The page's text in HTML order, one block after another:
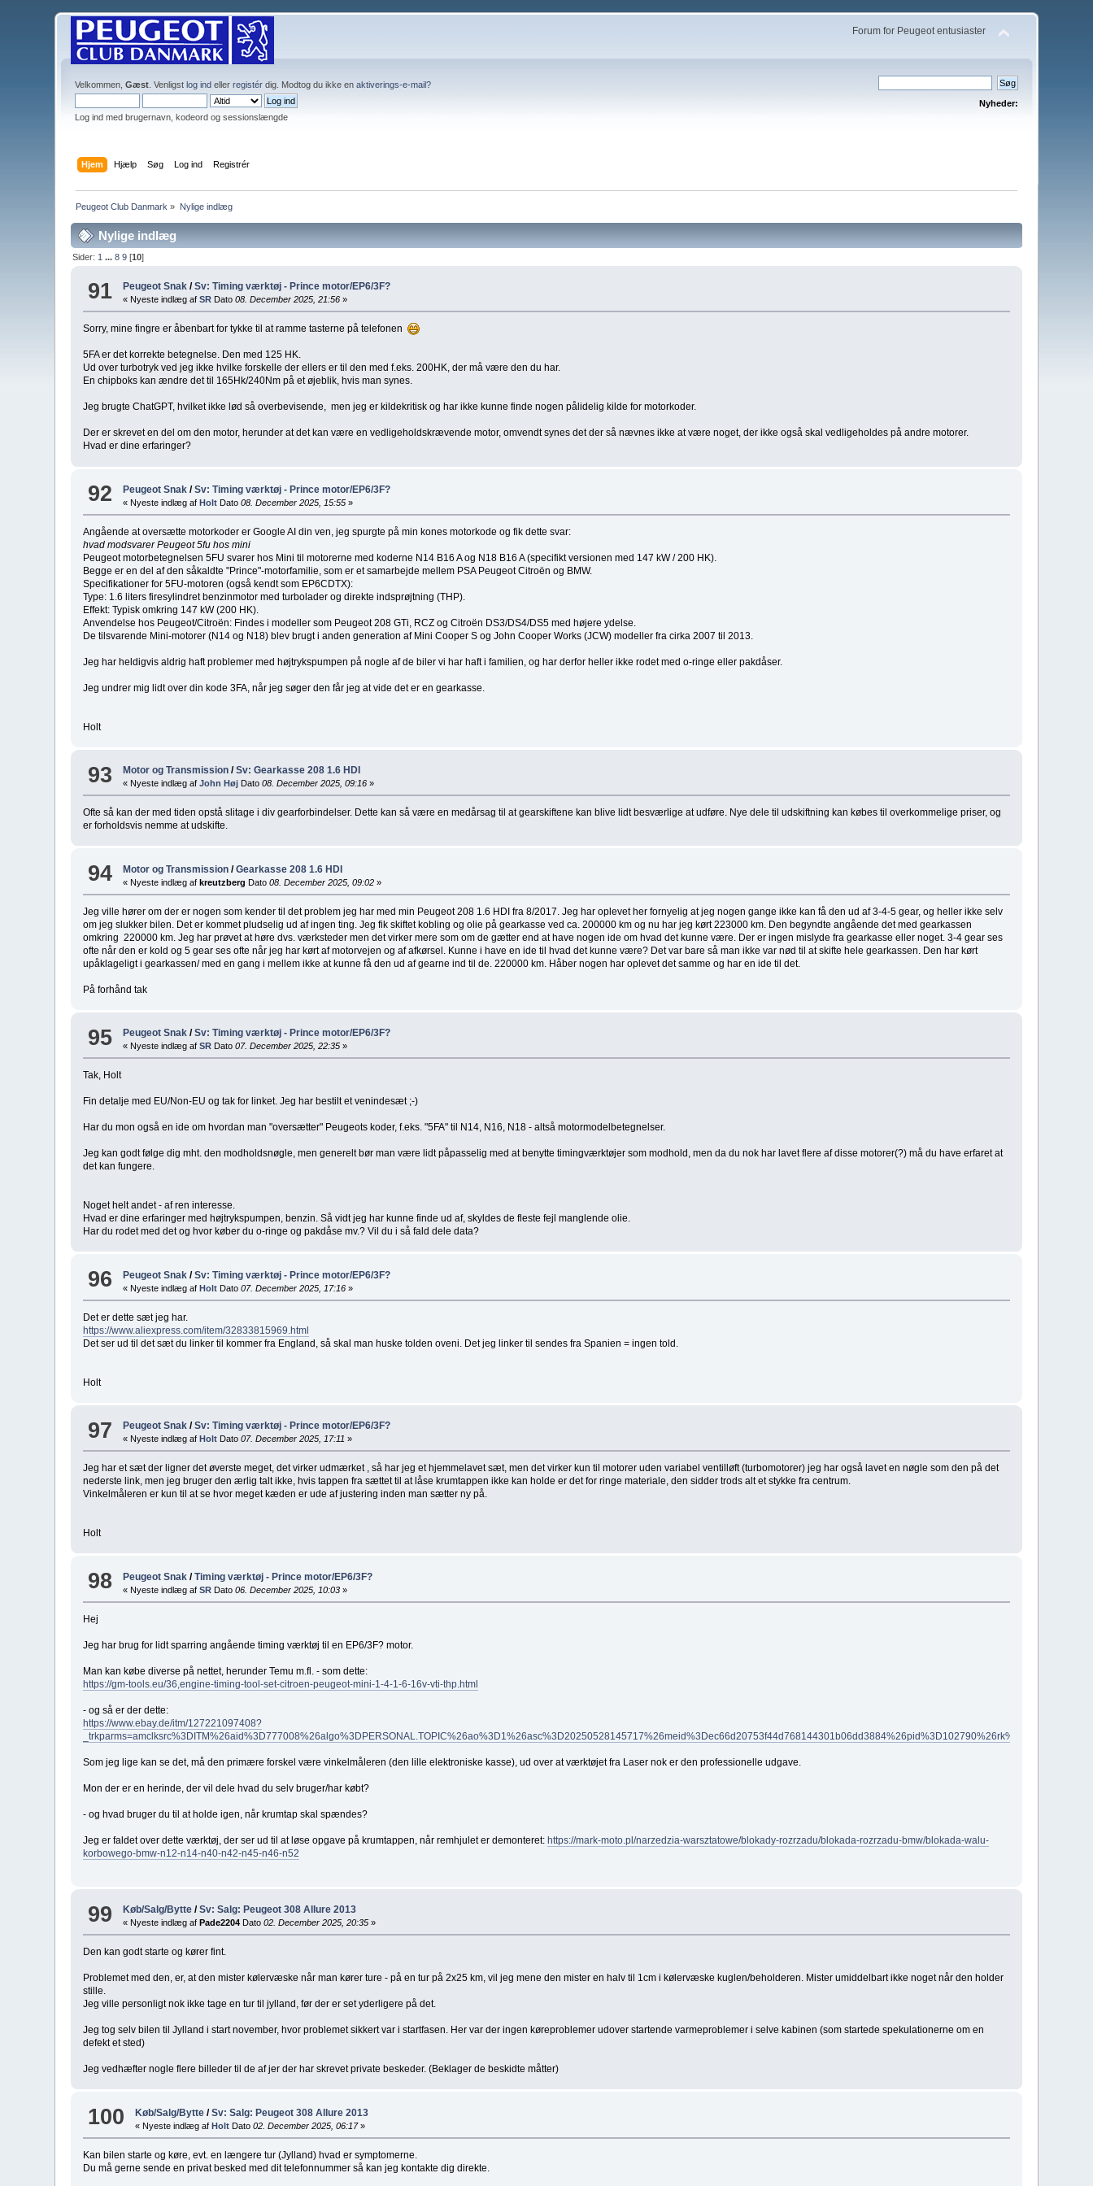
Forum for Peugeot entusiaster
Velkommen,Gæst . Venligstlog ind ellerregistér dig. Modtog du ikke enaktiverings-e-mail?
Log ind med brugernavn, kodeord og sessionslængde
Nyheder:
Hjem Hjælp Søg Log ind Registrér
Peugeot Club Danmark » Nylige indlæg
Nylige indlæg
Sider: 1 ...8 9 [10]
91 Peugeot Snak /Sv: Timing værktøj - Prince motor/EP6/3F?
« Nyeste indlæg afSR Dato 08. December 2025, 21:56 »
Sorry, mine fingre er åbenbart for tykke til at ramme tasterne på telefonen
5FA er det korrekte betegnelse. Den med 125 HK.
Ud over turbotryk ved jeg ikke hvilke forskelle der ellers er til den med f.eks. 200HK, der må være den du har.
En chipboks kan ændre det til 165Hk/240Nm på et øjeblik, hvis man synes.
Jeg brugte ChatGPT, hvilket ikke lød så overbevisende, men jeg er kildekritisk og har ikke kunne finde nogen pålidelig kilde for motorkoder.
Der er skrevet en del om den motor, herunder at det kan være en vedligeholdskrævende motor, omvendt synes det der så nævnes ikke at være noget, der ikke også skal vedligeholdes på andre motorer.
Hvad er dine erfaringer?
92 Peugeot Snak /Sv: Timing værktøj - Prince motor/EP6/3F?
« Nyeste indlæg afHolt Dato 08. December 2025, 15:55 »
Angående at oversætte motorkoder er Google AI din ven, jeg spurgte på min kones motorkode og fik dette svar:
hvad modsvarer Peugeot 5fu hos mini
Peugeot motorbetegnelsen 5FU svarer hos Mini til motorerne med koderne N14 B16 A og N18 B16 A (specifikt versionen med 147 kW / 200 HK).
Begge er en del af den såkaldte "Prince"-motorfamilie, som er et samarbejde mellem PSA Peugeot Citroën og BMW.
Specifikationer for 5FU-motoren (også kendt som EP6CDTX):
Type: 1.6 liters firesylindret benzinmotor med turbolader og direkte indsprøjtning (THP).
Effekt: Typisk omkring 147 kW (200 HK).
Anvendelse hos Peugeot/Citroën: Findes i modeller som Peugeot 208 GTi, RCZ og Citroën DS3/DS4/DS5 med højere ydelse.
De tilsvarende Mini-motorer (N14 og N18) blev brugt i anden generation af Mini Cooper S og John Cooper Works (JCW) modeller fra cirka 2007 til 2013.
Jeg har heldigvis aldrig haft problemer med højtrykspumpen på nogle af de biler vi har haft i familien, og har derfor heller ikke rodet med o-ringe eller pakdåser.
Jeg undrer mig lidt over din kode 3FA, når jeg søger den får jeg at vide det er en gearkasse.
Holt
93 Motor og Transmission /Sv: Gearkasse 208 1.6 HDI
« Nyeste indlæg afJohn Høj Dato 08. December 2025, 09:16 »
Ofte så kan der med tiden opstå slitage i div gearforbindelser. Dette kan så være en medårsag til at gearskiftene kan blive lidt besværlige at udføre. Nye dele til udskiftning kan købes til overkommelige priser, og
er forholdsvis nemme at udskifte.
94 Motor og Transmission /Gearkasse 208 1.6 HDI
« Nyeste indlæg afkreutzbergDato 08. December 2025, 09:02 »
Jeg ville hører om der er nogen som kender til det problem jeg har med min Peugeot 208 1.6 HDI fra 8/2017. Jeg har oplevet her fornyelig at jeg nogen gange ikke kan få den ud af 3-4-5 gear, og heller ikke selv
om jeg slukker bilen. Det er kommet pludselig ud af ingen ting. Jeg fik skiftet kobling og olie på gearkasse ved ca. 200000 km og nu har jeg kørt 223000 km. Den begyndte angående det med gearkassen
omkring 220000 km. Jeg har prøvet at høre dvs. værksteder men det virker mere som om de gætter end at have nogen ide om hvad det kunne være. Der er ingen mislyde fra gearkasse eller noget. 3-4 gear ses
ofte når den er kold og 5 gear ses ofte når jeg har kørt af motorvejen og af afkørsel. Kunne i have en ide til hvad det kunne være? Det var bare så man ikke var nød til at skifte hele gearkassen. Den har kørt
upåklageligt i gearkassen/ med en gang i mellem ikke at kunne få den ud af gearne ind til de. 220000 km. Håber nogen har oplevet det samme og har en ide til det.
På forhånd tak
95 Peugeot Snak /Sv: Timing værktøj - Prince motor/EP6/3F?
« Nyeste indlæg afSR Dato 07. December 2025, 22:35 »
Tak, Holt
Fin detalje med EU/Non-EU og tak for linket. Jeg har bestilt et venindesæt ;-)
Har du mon også en ide om hvordan man "oversætter" Peugeots koder, f.eks. "5FA" til N14, N16, N18 - altså motormodelbetegnelser.
Jeg kan godt følge dig mht. den modholdsnøgle, men generelt bør man være lidt påpasselig med at benytte timingværktøjer som modhold, men da du nok har lavet flere af disse motorer(?) må du have erfaret at
det kan fungere.
Noget helt andet - af ren interesse.
Hvad er dine erfaringer med højtrykspumpen, benzin. Så vidt jeg har kunne finde ud af, skyldes de fleste fejl manglende olie.
Har du rodet med det og hvor køber du o-ringe og pakdåse mv.? Vil du i så fald dele data?
96 Peugeot Snak /Sv: Timing værktøj - Prince motor/EP6/3F?
« Nyeste indlæg afHolt Dato 07. December 2025, 17:16 »
Det er dette sæt jeg har.
https://www.aliexpress.com/item/32833815969.html
Det ser ud til det sæt du linker til kommer fra England, så skal man huske tolden oveni. Det jeg linker til sendes fra Spanien = ingen told.
Holt
97 Peugeot Snak /Sv: Timing værktøj - Prince motor/EP6/3F?
« Nyeste indlæg afHolt Dato 07. December 2025, 17:11 »
Jeg har et sæt der ligner det øverste meget, det virker udmærket , så har jeg et hjemmelavet sæt, men det virker kun til motorer uden variabel ventilløft (turbomotorer) jeg har også lavet en nøgle som den på det
nederste link, men jeg bruger den ærlig talt ikke, hvis tappen fra sættet til at låse krumtappen ikke kan holde er det for ringe materiale, den sidder trods alt et stykke fra centrum.
Vinkelmåleren er kun til at se hvor meget kæden er ude af justering inden man sætter ny på.
Holt
98 Peugeot Snak /Timing værktøj - Prince motor/EP6/3F?
« Nyeste indlæg afSR Dato 06. December 2025, 10:03 »
Hej
Jeg har brug for lidt sparring angående timing værktøj til en EP6/3F? motor.
Man kan købe diverse på nettet, herunder Temu m.fl. - som dette:
https://gm-tools.eu/36,engine-timing-tool-set-citroen-peugeot-mini-1-4-1-6-16v-vti-thp.html
- og så er der dette:
https://www.ebay.de/itm/127221097408?
Som jeg lige kan se det, må den primære forskel være vinkelmåleren (den lille elektroniske kasse), ud over at værktøjet fra Laser nok er den professionelle udgave.
Mon der er en herinde, der vil dele hvad du selv bruger/har købt?
- og hvad bruger du til at holde igen, når krumtap skal spændes?
Jeg er faldet over dette værktøj, der ser ud til at løse opgave på krumtappen, når remhjulet er demonteret:https://mark-moto.pl/narzedzia-warsztatowe/blokady-rozrzadu/blokada-rozrzadu-bmw/blokada-walu-
korbowego-bmw-n12-n14-n40-n42-n45-n46-n52
99 Køb/Salg/Bytte /Sv: Salg: Peugeot 308 Allure 2013
« Nyeste indlæg afPade2204 Dato 02. December 2025, 20:35 »
Den kan godt starte og kører fint.
Problemet med den, er, at den mister kølervæske når man kører ture - på en tur på 2x25 km, vil jeg mene den mister en halv til 1cm i kølervæske kuglen/beholderen. Mister umiddelbart ikke noget når den holder
stille.
Jeg ville personligt nok ikke tage en tur til jylland, før der er set yderligere på det.
Jeg tog selv bilen til Jylland i start november, hvor problemet sikkert var i startfasen. Her var der ingen køreproblemer udover startende varmeproblemer i selve kabinen (som startede spekulationerne om en
defekt et sted)
Jeg vedhæfter nogle flere billeder til de af jer der har skrevet private beskeder. (Beklager de beskidte måtter)
100 Køb/Salg/Bytte /Sv: Salg: Peugeot 308 Allure 2013
« Nyeste indlæg afHolt Dato 02. December 2025, 06:17»
Kan bilen starte og køre, evt. en længere tur (Jylland) hvad er symptomerne.
Du må gerne sende en privat besked med dit telefonnummer så kan jeg kontakte dig direkte.